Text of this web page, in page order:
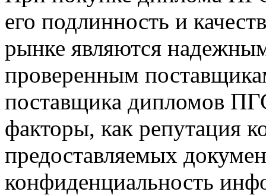
его подлинность и
рынке являются
проверенным
поставщика дипломов
факторы, как репутация
предоставляемых
конфиденциальность